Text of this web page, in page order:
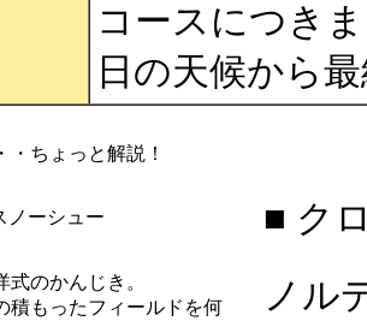
コースにつき
日の天候から
・ちょっと解説！
ノーシュー ■ ク
式のかんじき。
積もったフィールドを何
ノル